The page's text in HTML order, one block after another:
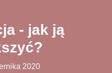
- jak ją
2020